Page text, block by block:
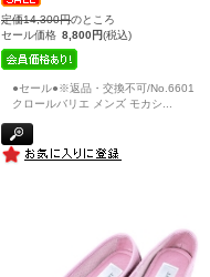
定価14,300円のところ
セール価格 8,800円(税込)
●セール●※返品・交換不可/No.6601
クロールバリエ メンズ モカシ